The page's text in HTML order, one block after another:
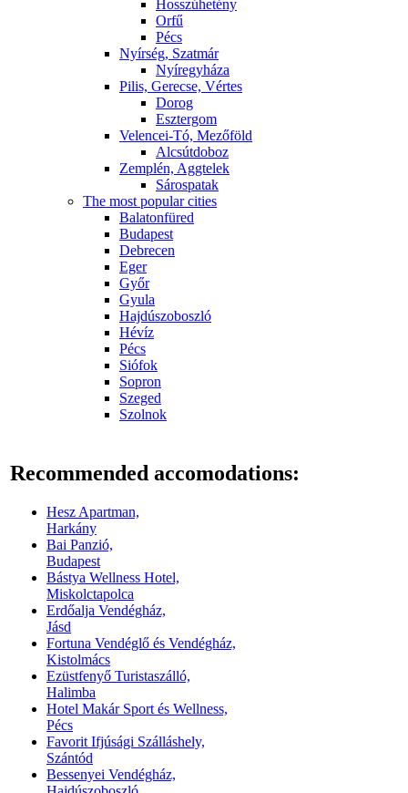
Hosszúhetény
Orfű
Pécs
Nyírség, Szatmár
Nyíregyháza
Pilis, Gerecse, Vértes
Dorog
Esztergom
Velencei-Tó, Mezőföld
Alcsútdoboz
Zemplén, Aggtelek
Sárospatak
The most popular cities
Balatonfüred
Budapest
Debrecen
Eger
Győr
Gyula
Hajdúszoboszló
Hévíz
Pécs
Siófok
Sopron
Szeged
Szolnok
Recommended accomodations:
Hesz Apartman,
Harkány
Bai Panzió,
Budapest
Bástya Wellness Hotel,
Miskolctapolca
Erdőalja Vendégház,
Jásd
Fortuna Vendéglő és Vendégház,
Kistolmács
Ezüstfenyő Turistaszálló,
Halimba
Hotel Makár Sport és Wellness,
Pécs
Favorit Ifjúsági Szálláshely,
Szántód
Bessenyei Vendégház,